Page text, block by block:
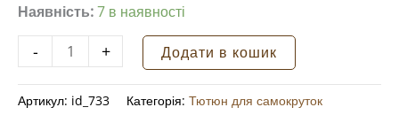
Наявність:7 в наявності
-
для
самокруток
MAC
+ Додати в кошик
Артикул: id_733 Категорія: Тютюн для самокруток